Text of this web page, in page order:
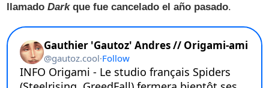
llamadoDarkque fue cancelado el año pasado.